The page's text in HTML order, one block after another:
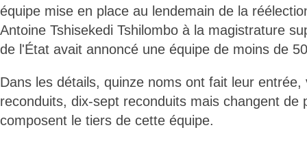
équipe mise en place au lendemain de la
Antoine Tshisekedi Tshilombo à la magistrature
de l'État avait annoncé une équipe de moins de
Dans les détails, quinze noms ont fait leur
reconduits, dix-sept reconduits mais changent de
composent le tiers de cette équipe.